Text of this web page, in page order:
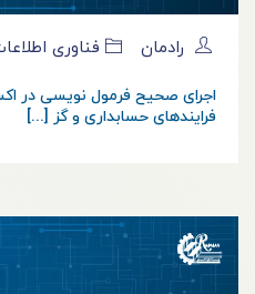
رادمان فناوری
اجرای صحیح فرمول نویسی در
فرایندهای حسابداری و گز [...]